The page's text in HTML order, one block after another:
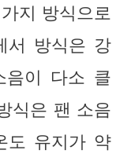
지 방식으로
서 방식은 강
음이 다소 클
식은 팬 소음
도 유지가 약